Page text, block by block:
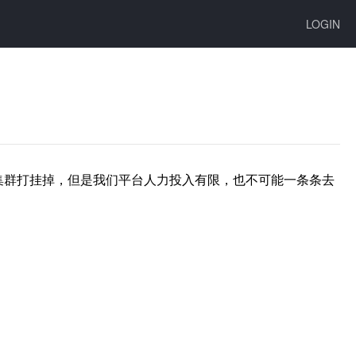
LOGIN
打挂掉，但是我们平台人力投入有限，也不可能一条条去